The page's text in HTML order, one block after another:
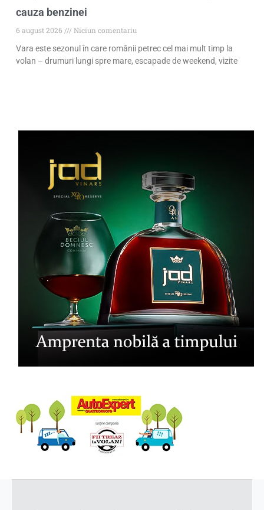
cauza benzinei
6 august 2026
Niciun comentariu
Vara este sezonul în care românii petrec cel mai mult timp la
volan – drumuri lungi spre mare, escapade de weekend, vizite